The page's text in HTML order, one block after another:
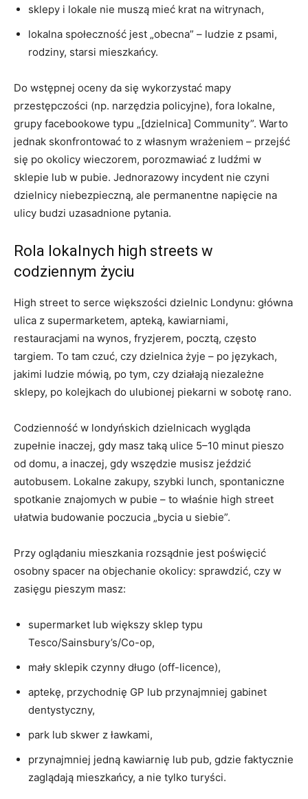
sklepy i lokale nie muszą mieć krat na witrynach,
lokalna społeczność jest „obecna” – ludzie z psami,
rodziny, starsi mieszkańcy.
Do wstępnej oceny da się wykorzystać mapy
przestępczości (np. narzędzia policyjne), fora lokalne,
grupy facebookowe typu „[dzielnica] Community”. Warto
jednak skonfrontować to z własnym wrażeniem – przejść
się po okolicy wieczorem, porozmawiać z ludźmi w
sklepie lub w pubie. Jednorazowy incydent nie czyni
dzielnicy niebezpieczną, ale permanentne napięcie na
ulicy budzi uzasadnione pytania.
Rola lokalnych high streets w
codziennym życiu
High street to serce większości dzielnic Londynu: główna
ulica z supermarketem, apteką, kawiarniami,
restauracjami na wynos, fryzjerem, pocztą, często
targiem. To tam czuć, czy dzielnica żyje – po językach,
jakimi ludzie mówią, po tym, czy działają niezależne
sklepy, po kolejkach do ulubionej piekarni w sobotę rano.
Codzienność w londyńskich dzielnicach wygląda
zupełnie inaczej, gdy masz taką ulice 5–10 minut pieszo
od domu, a inaczej, gdy wszędzie musisz jeździć
autobusem. Lokalne zakupy, szybki lunch, spontaniczne
spotkanie znajomych w pubie – to właśnie high street
ułatwia budowanie poczucia „bycia u siebie”.
Przy oglądaniu mieszkania rozsądnie jest poświęcić
osobny spacer na objechanie okolicy: sprawdzić, czy w
zasięgu pieszym masz:
supermarket lub większy sklep typu
Tesco/Sainsbury’s/Co-op,
mały sklepik czynny długo (off-licence),
aptekę, przychodnię GP lub przynajmniej gabinet
dentystyczny,
park lub skwer z ławkami,
przynajmniej jedną kawiarnię lub pub, gdzie faktycznie
zaglądają mieszkańcy, a nie tylko turyści.